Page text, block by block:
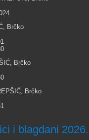
Brčko
Brčko
Brčko
i blagdani